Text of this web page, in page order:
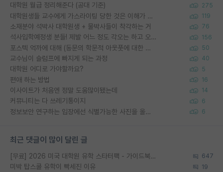
대학원 월급 정리해준다 (공대 기준) 275
대학원생들 교수에게 가스라이팅 당한 것은 이해가 갑니다. 안타깝네요. 119
소재분야 석박사 대학원생 + 물박사들이 착각하는 거 76
석사입학예정생 분들! 제발 어느 정도 각오는 하고 오세요. 156
포스텍 억까에 대해 (동문의 학문적 아웃풋에 대한 반박) 50
교수님이 슬럼프에 빠지게 되는 과정 40
대학원 어디로 가야할까요? 5
편애 하는 방법 16
이사이트가 처음엔 정말 도움많이됐는데 14
커뮤니티는 다 쓰레기통이지 6
정보보안 연구하는 입장에선 식별가능한 사진을 올리는건 비추이긴함 6
최근 댓글이 많이 달린 글
[무료] 2026 미국 대학원 유학 스타터팩 - 가이드북 & 합격자 컨택메일 템플릿 647
미박 탑스쿨 유학이 빡세진 이유 19